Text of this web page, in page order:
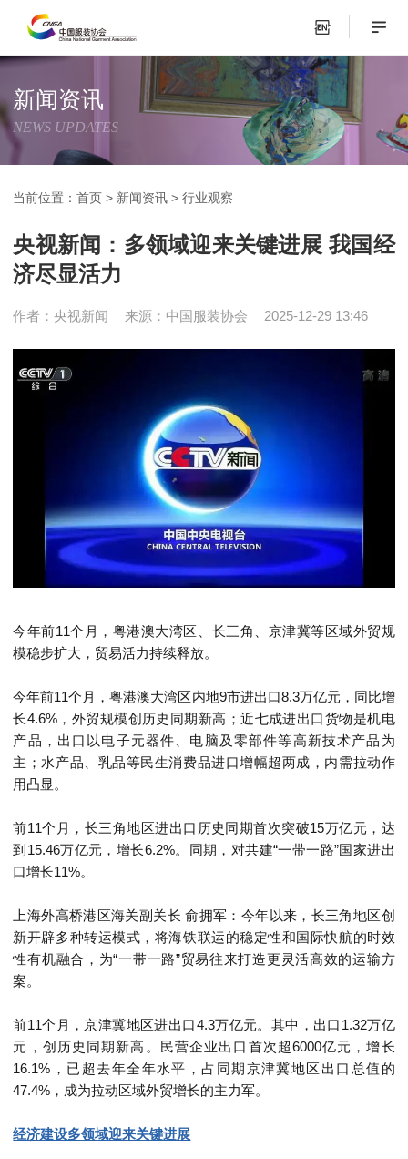
新闻资讯
NEWS UPDATES
当前位置：首页 > 新闻资讯 >行业观察
央视新闻：多领域迎来关键进展 我国经
济尽显活力
作者：央视新闻 来源：中国服装协会 2025-12-29 13:46
今年前11个月，粤港澳大湾区、长三角、京津冀等区域外贸规
模稳步扩大，贸易活力持续释放。
今年前11个月，粤港澳大湾区内地9市进出口8.3万亿元，同比增
长4.6%，外贸规模创历史同期新高；近七成进出口货物是机电
产品，出口以电子元器件、电脑及零部件等高新技术产品为
主；水产品、乳品等民生消费品进口增幅超两成，内需拉动作
用凸显。
前11个月，长三角地区进出口历史同期首次突破15万亿元，达
到 15.46万亿元，增长6.2%。同期，对共建“一带一路”国家进出
口增长11%。
上海外高桥港区海关副关长 俞拥军：今年以来，长三角地区创
新开辟多种转运模式，将海铁联运的稳定性和国际快航的时效
性有机融合，为“一带一路”贸易往来打造更灵活高效的运输方
案。
前11个月，京津冀地区进出口4.3万亿元。其中，出口 1.32万亿
元，创历史同期新高。民营企业出口首次超6000亿元，增长
16.1% ，已超去年全年水平，占同期京津冀地区出口总值的
47.4% ，成为拉动区域外贸增长的主力军。
经济建设多领域迎来关键进展